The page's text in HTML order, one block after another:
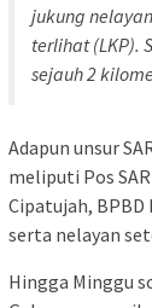
jukung
terlihat (LKP).
sejauh 2
Adapun unsur
meliputi Pos
Cipatujah,
serta nelayan
Hingga Minggu